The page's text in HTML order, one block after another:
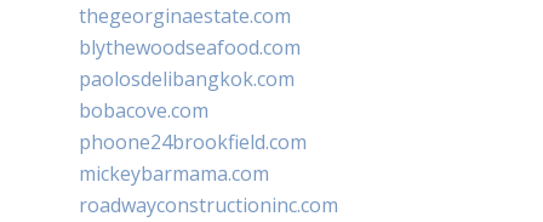
thegeorginaestate.com
blythewoodseafood.com
paolosdelibangkok.com
bobacove.com
phoone24brookfield.com
mickeybarmama.com
roadwayconstructioninc.com